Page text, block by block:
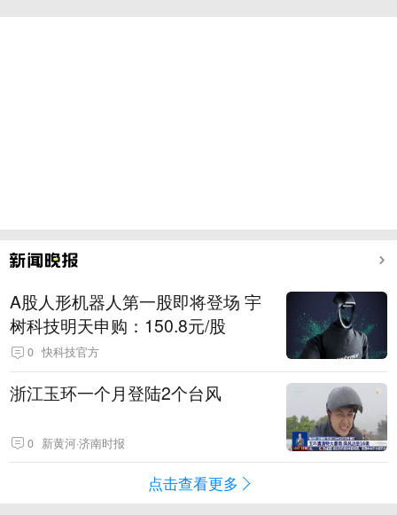
A股人形机器人第一股即将登场 宇
树科技明天申购：150.8元/股
0 快科技官方
浙江玉环一个月登陆2个台风
0 新黄河·济南时报
点击查看更多